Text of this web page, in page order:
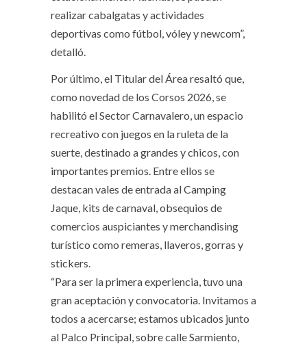
realizar cabalgatas y actividades
deportivas como fútbol, vóley y newcom”,
detalló.
Por último, el Titular del Área resaltó que,
como novedad de los Corsos 2026, se
habilitó el Sector Carnavalero, un espacio
recreativo con juegos en la ruleta de la
suerte, destinado a grandes y chicos, con
importantes premios. Entre ellos se
destacan vales de entrada al Camping
Jaque, kits de carnaval, obsequios de
comercios auspiciantes y merchandising
turístico como remeras, llaveros, gorras y
stickers.
“Para ser la primera experiencia, tuvo una
gran aceptación y convocatoria. Invitamos a
todos a acercarse; estamos ubicados junto
al Palco Principal, sobre calle Sarmiento,